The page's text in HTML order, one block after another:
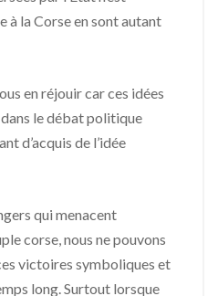
à la Corse en sont autant
en réjouir car ces idées
le débat politique
d’acquis de l’idée
qui menacent
corse, nous ne pouvons
victoires symboliques et
long. Surtout lorsque